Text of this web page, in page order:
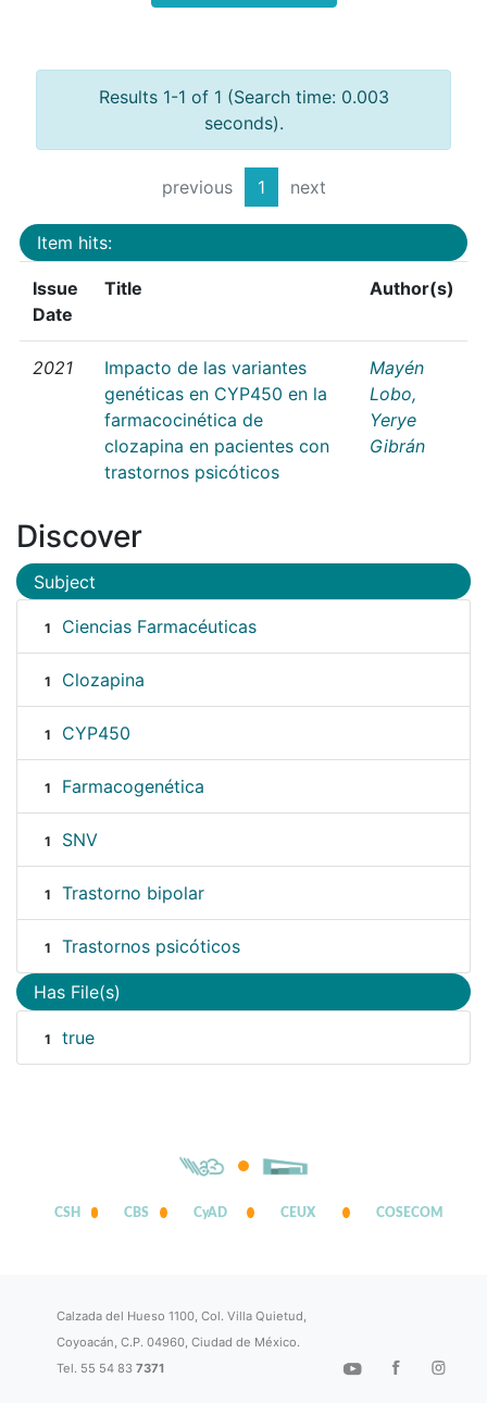
Results 1-1 of 1 (Search time: 0.003
seconds).
previous 1 next
Item hits:
Issue
Date
Title Author(s)
2021
Impacto de las variantes
genéticas en CYP450 en la
farmacocinética de
clozapina en pacientes con
trastornos psicóticos
Mayén
Lobo,
Yerye
Gibrán
Discover
Subject
1 Ciencias Farmacéuticas
1 Clozapina
1 CYP450
1 Farmacogenética
1 SNV
1 Trastorno bipolar
1 Trastornos psicóticos
Has File(s)
1 true
CSH CBS CyAD CEUX COSECOM
Calzada del Hueso 1100, Col. Villa Quietud,
Coyoacán, C.P. 04960, Ciudad de México.
Tel. 55 54 837371